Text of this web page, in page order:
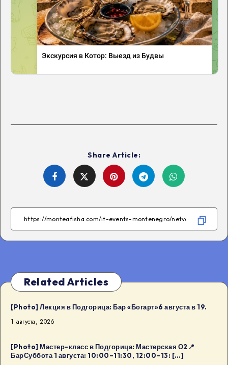
Share Article:
Share
Facebook
Share
Twitter
Share
Telegram
Share
WhatsApp
Related Articles
[Photo] Лекция в Подгорица: Бар «Богарт»6 августа в 19.
1 августа, 2026
[Photo] Мастер-класс в Подгорица: Мастерская О2📍
БарСуббота 1 августа: 10:00–11:30, 12:00–13: […]